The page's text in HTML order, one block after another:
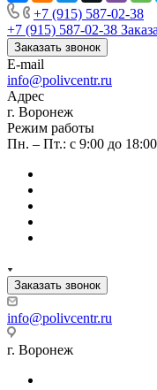
+7 (915) 587-02-38
+7 (915) 587-02-38
Заказать звонок
E-mail
info@polivcentr.ru
Адрес
г. Воронеж
Режим работы
Пн. – Пт.: с 9:00 до 18:00
Заказать звонок
info@polivcentr.ru
г. Воронеж